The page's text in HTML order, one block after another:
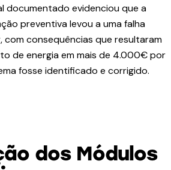
documentado evidenciou que a
preventiva levou a uma falha
com consequências que resultaram
de energia em mais de 4.000€ por
fosse identificado e corrigido.
dos Módulos